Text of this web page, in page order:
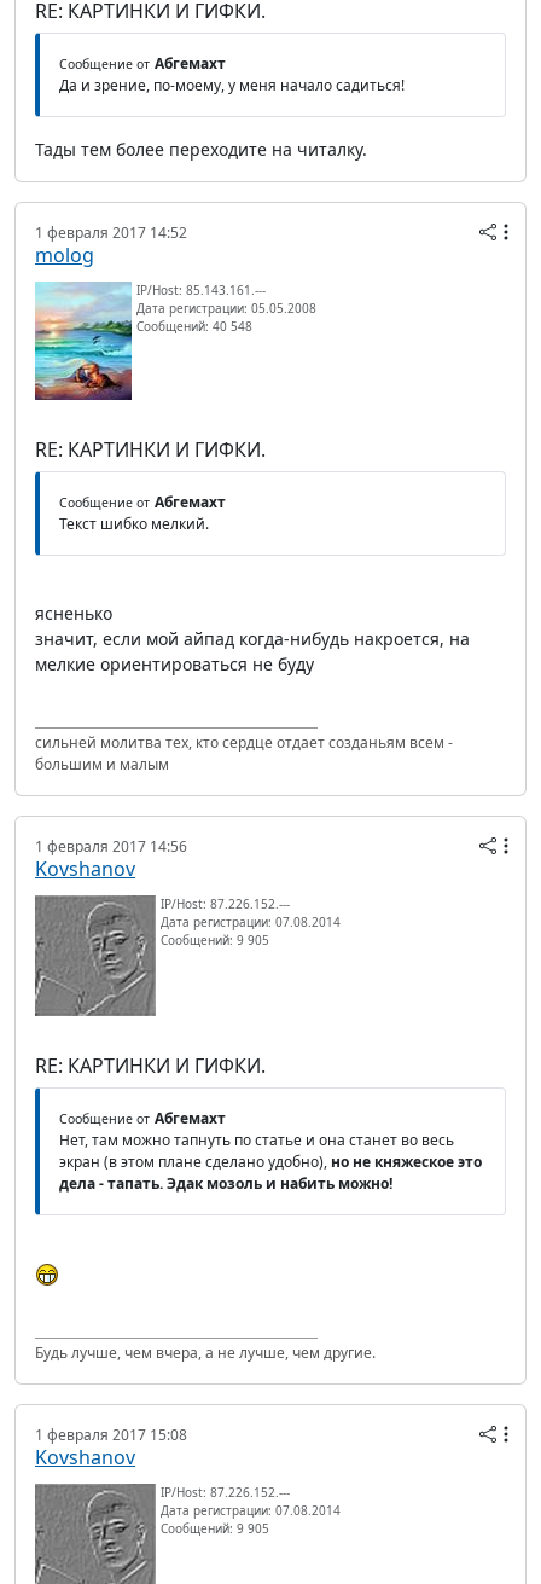
RE: КАРТИНКИ И ГИФКИ.
Сообщение от Абгемахт
Да и зрение, по-моему, у меня начало садиться!
Тады тем более переходите на читалку.
1 февраля 2017 14:52
molog
IP/Host: 85.143.161.---
Дата регистрации: 05.05.2008
Сообщений: 40 548
RE: КАРТИНКИ И ГИФКИ.
Сообщение от Абгемахт
Текст шибко мелкий.
ясненько
значит, если мой айпад когда-нибудь накроется, на
мелкие ориентироваться не буду
сильней молитва тех, кто сердце отдает созданьям всем -
большим и малым
1 февраля 2017 14:56
Kovshanov
IP/Host: 87.226.152.---
Дата регистрации: 07.08.2014
Сообщений: 9 905
RE: КАРТИНКИ И ГИФКИ.
Сообщение от Абгемахт
Нет, там можно тапнуть по статье и она станет во весь
экран (в этом плане сделано удобно), но не княжеское это
дела - тапать. Эдак мозоль и набить можно!
Будь лучше, чем вчера, а не лучше, чем другие.
1 февраля 2017 15:08
Kovshanov
IP/Host: 87.226.152.---
Дата регистрации: 07.08.2014
Сообщений: 9 905